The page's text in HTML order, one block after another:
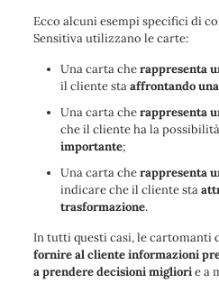
Ecco alcuni esempi specifici di
Sensitiva utilizzano le carte:
Una carta cherappresenta
il cliente staaffrontando
Una carta cherappresenta
che il cliente ha la
importante;
Una carta cherappresenta
indicare che il cliente sta
trasformazione.
In tutti questi casi, le cartomanti
fornire al cliente informazioni
a prendere decisioni migliorie a